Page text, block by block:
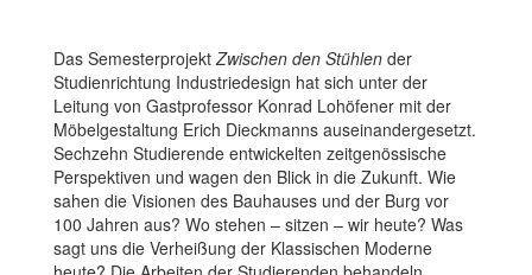
Das Semesterprojekt Zwischen den Stühlen der
Studienrichtung Industriedesign hat sich unter der
Leitung von Gastprofessor Konrad Lohöfener mit der
Möbelgestaltung Erich Dieckmanns auseinandergesetzt.
Sechzehn Studierende entwickelten zeitgenössische
Perspektiven und wagen den Blick in die Zukunft. Wie
sahen die Visionen des Bauhauses und der Burg vor
100 Jahren aus? Wo stehen – sitzen – wir heute? Was
sagt uns die Verheißung der Klassischen Moderne